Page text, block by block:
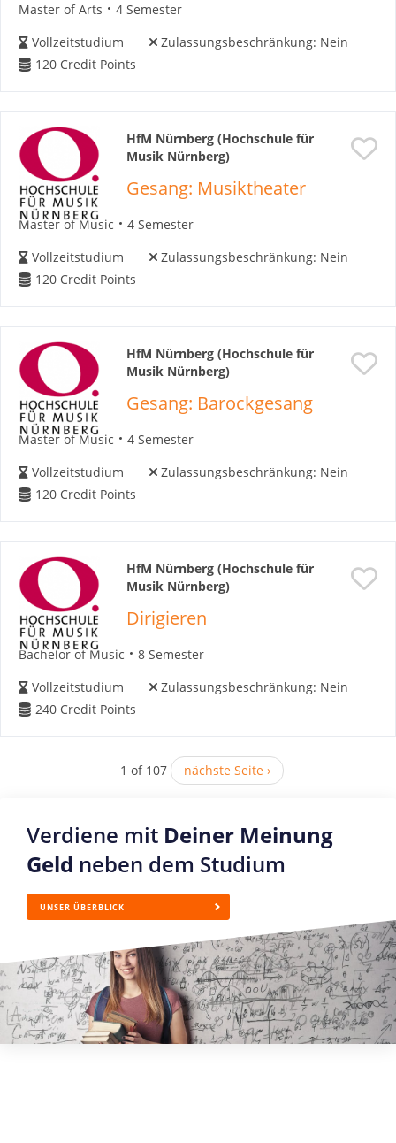
Master of Arts
4 Semester
Vollzeitstudium
Zulassungsbeschränkung: Nein
120 Credit Points
HfM Nürnberg (Hochschule für
Musik Nürnberg)
Gesang: Musiktheater
Master of Music
4 Semester
Vollzeitstudium
Zulassungsbeschränkung: Nein
120 Credit Points
HfM Nürnberg (Hochschule für
Musik Nürnberg)
Gesang: Barockgesang
Master of Music
4 Semester
Vollzeitstudium
Zulassungsbeschränkung: Nein
120 Credit Points
HfM Nürnberg (Hochschule für
Musik Nürnberg)
Dirigieren
Bachelor of Music
8 Semester
Vollzeitstudium
Zulassungsbeschränkung: Nein
240 Credit Points
1 of 107 nächste Seite ›
Verdiene mit Deiner Meinung
Geld neben dem Studium
UNSER ÜBERBLICK